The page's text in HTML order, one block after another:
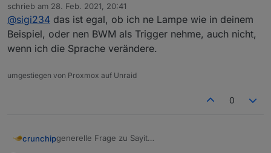
Denke es kommt auf den State an.
Abwesend
schrieb am 28. Feb. 2021, 20:41
zuletzt editiert von
@sigi234 das ist egal, ob ich ne Lampe wie in deinem
Beispiel, oder nen BWM als Trigger nehme, auch nicht,
wenn ich die Sprache verändere.
umgestiegen von Proxmox auf Unraid
0
crunchip
generelle Frage zu Sayit